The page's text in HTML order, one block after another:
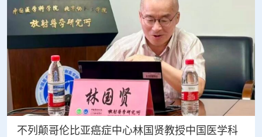
不列颠哥伦比亚癌症中心林国贤教授中国医学科